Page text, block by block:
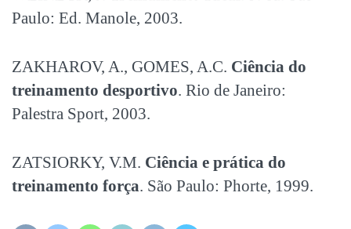
Paulo: Ed. Manole, 2003.
ZAKHAROV, A., GOMES, A.C. Ciência do
treinamento desportivo. Rio de Janeiro:
Palestra Sport, 2003.
ZATSIORKY, V.M. Ciência e prática do
treinamento força. São Paulo: Phorte, 1999.